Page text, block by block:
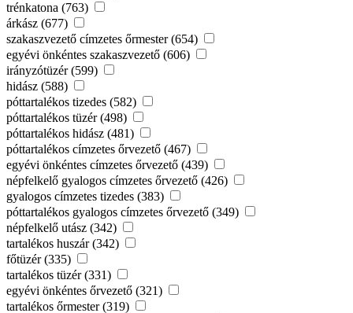
trénkatona (763)
árkász (677)
szakaszvezető címzetes őrmester (654)
egyévi önkéntes szakaszvezető (606)
irányzótüzér (599)
hidász (588)
póttartalékos tizedes (582)
póttartalékos tüzér (498)
póttartalékos hidász (481)
póttartalékos címzetes őrvezető (467)
egyévi önkéntes címzetes őrvezető (439)
népfelkelő gyalogos címzetes őrvezető (426)
gyalogos címzetes tizedes (383)
póttartalékos gyalogos címzetes őrvezető (349)
népfelkelő utász (342)
tartalékos huszár (342)
főtüzér (335)
tartalékos tüzér (331)
egyévi önkéntes őrvezető (321)
tartalékos őrmester (319)